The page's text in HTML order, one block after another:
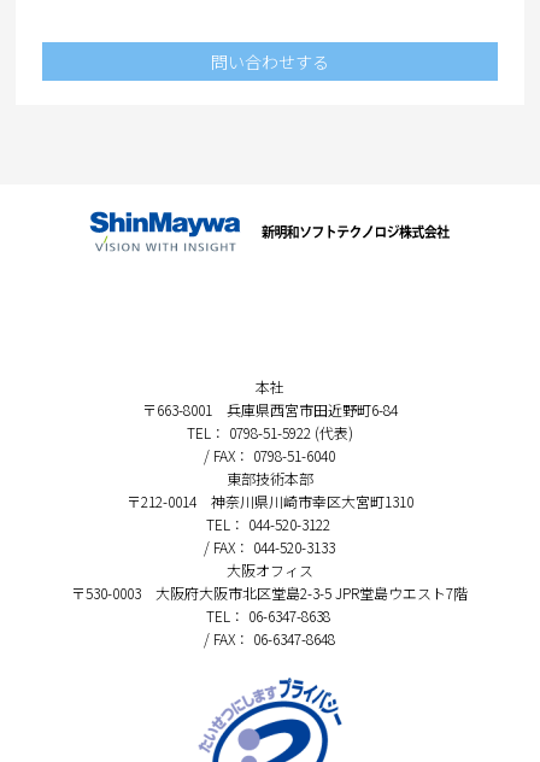
問い合わせする
本社
〒663-8001 兵庫県西宮市田近野町6-84
TEL： 0798-51-5922 (代表)
/ FAX： 0798-51-6040
東部技術本部
〒212-0014 神奈川県川崎市幸区大宮町1310
TEL： 044-520-3122
/ FAX： 044-520-3133
大阪オフィス
〒530-0003 大阪府大阪市北区堂島2-3-5 JPR堂島ウエスト7階
TEL： 06-6347-8638
/ FAX： 06-6347-8648